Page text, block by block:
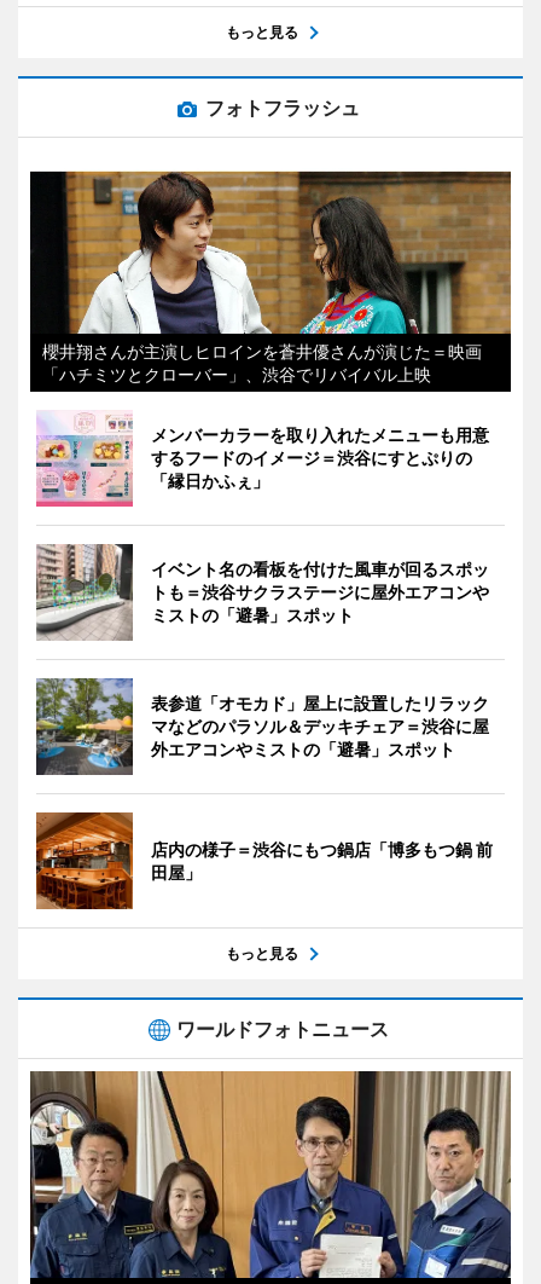
もっと見る
フォトフラッシュ
櫻井翔さんが主演しヒロインを蒼井優さんが演じた＝映画
「ハチミツとクローバー」、渋谷でリバイバル上映
メンバーカラーを取り入れたメニューも用意
するフードのイメージ＝渋谷にすとぷりの
「縁日かふぇ」
イベント名の看板を付けた風車が回るスポッ
トも＝渋谷サクラステージに屋外エアコンや
ミストの「避暑」スポット
表参道「オモカド」屋上に設置したリラック
マなどのパラソル＆デッキチェア＝渋谷に屋
外エアコンやミストの「避暑」スポット
店内の様子＝渋谷にもつ鍋店「博多もつ鍋 前
田屋」
もっと見る
ワールドフォトニュース